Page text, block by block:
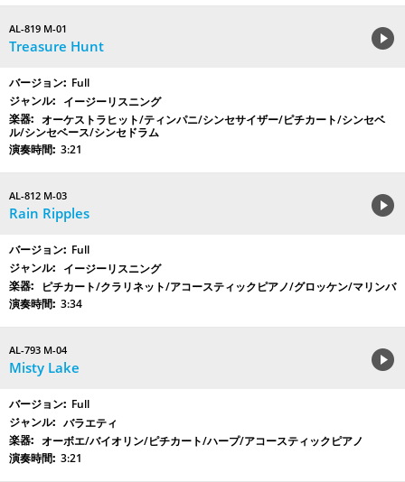
AL-819 M-01
Treasure Hunt
Full
イージーリスニング
オーケストラヒット/ティンパニ/シンセサイザー/ピチカート/シンセベ
ル/シンセベース/シンセドラム
3:21
AL-812 M-03
Rain Ripples
Full
イージーリスニング
ピチカート/クラリネット/アコースティックピアノ/グロッケン/マリンバ
3:34
AL-793 M-04
Misty Lake
Full
バラエティ
オーボエ/バイオリン/ピチカート/ハープ/アコースティックピアノ
3:21